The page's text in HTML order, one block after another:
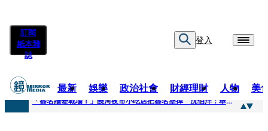
訂閱
紙本雜
誌
登入
最新 娛樂 政治社會 財經理財 人物 美
快訊
「簽名牆變戰場！」饒河夜市小吃店把簽名塗掉 沈伯洋：舉雙手贊成